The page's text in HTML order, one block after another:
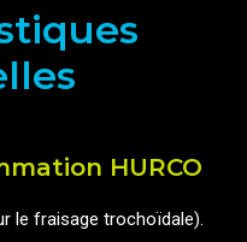
HURCO
le fraisage trochoïdale).